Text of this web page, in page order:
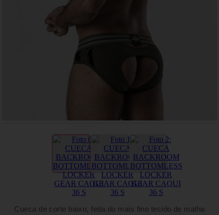
Cueca de corte baixo, feita do mais fino tecido de malha